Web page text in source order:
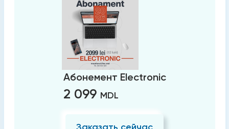
Абонемент Electronic
2 099 MDL
Заказать сейчас